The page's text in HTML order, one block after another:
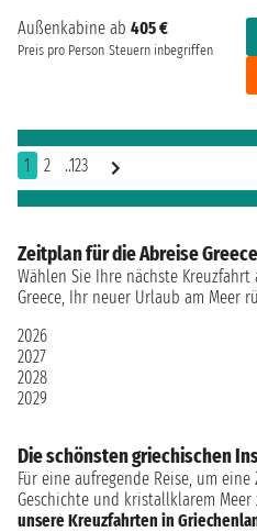
Außenkabine ab 405 €
Preis pro Person Steuern inbegriffen
1 2 ..123
Zeitplan für die Abreise Greece
Wählen Sie Ihre nächste
Greece, Ihr neuer Urlaub am Meer
2026
2027
2028
2029
Die schönsten griechischen
Für eine aufregende Reise, um
Geschichte und kristallklarem Meer
unsere Kreuzfahrten in